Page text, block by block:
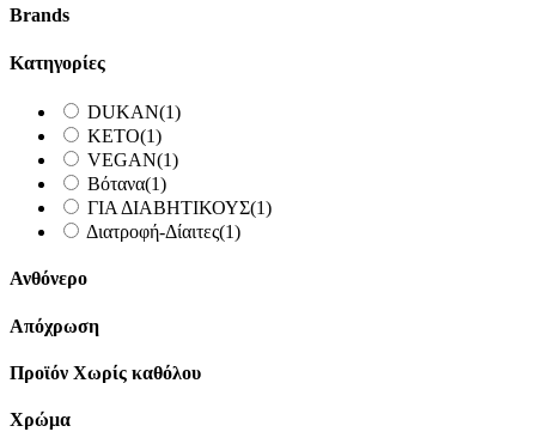
Brands
Κατηγορίες
DUKAN(1)
KETO(1)
VEGAN(1)
Βότανα(1)
ΓΙΑ ΔΙΑΒΗΤΙΚΟΥΣ(1)
Διατροφή-Δίαιτες(1)
Ανθόνερο
Απόχρωση
Προϊόν Χωρίς καθόλου
Χρώμα